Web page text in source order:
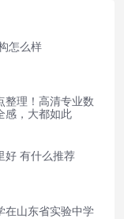
怎么样
整理！高清专业数
感，大都如此
好 有什么推荐
在山东省实验中学